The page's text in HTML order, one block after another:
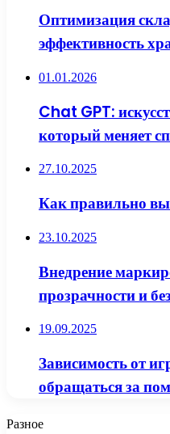
Оптимизация
эффективность
01.01.2026
Chat GPT:
который меняет
27.10.2025
Как правильно
23.10.2025
Внедрение
прозрачности и
19.09.2025
Зависимость от
обращаться за
Разное